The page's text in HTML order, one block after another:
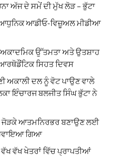
ਅੱਜ ਦੇ ਸਮੇਂ ਦੀ ਮੁੱਖ ਲੋੜ – ਭੁੱਟਾ
ਆਡੀਓ-ਵਿਜ਼ੂਅਲ ਮੀਡੀਆ
ਅਕਾਦਮਿਕ ਉੱਤਮਤਾ ਅਤੇ ਉਤਸ਼ਾਹ
ਸਿਹਤ ਦਿਵਸ
ਅਕਾਲੀ ਦਲ ਨੂੰ ਵੋਟ ਪਾਉਣ ਵਾਲੇ
ਇੰਚਾਰਜ ਬਲਜੀਤ ਸਿੰਘ ਭੁੱਟਾ ਨੇ
ਜੋੜਕੇ ਆਤਮਨਿਰਭਰ ਬਣਾਉਣ ਲਈ
ਗਿਆ
ਵੱਖ ਖੇਤਰਾਂ ਵਿੱਚ ਪ੍ਰਾਪਤੀਆਂ